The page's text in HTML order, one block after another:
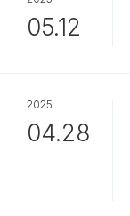
05.12
2025
04.28